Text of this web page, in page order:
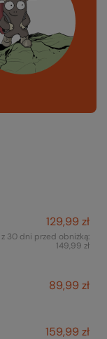
129,99 zł
z 30 dni przed obniżką:
149,99 zł
89,99 zł
159,99 zł